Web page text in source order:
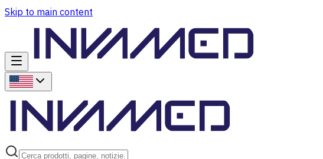
Skip to main content